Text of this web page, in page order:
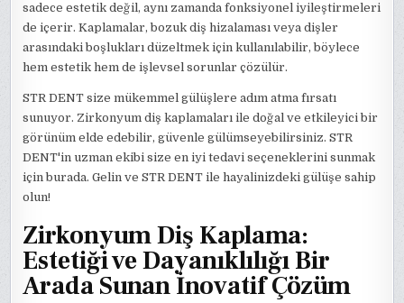
sadece estetik değil, aynı zamanda fonksiyonel iyileştirmeleri
de içerir. Kaplamalar, bozuk diş hizalaması veya dişler
arasındaki boşlukları düzeltmek için kullanılabilir, böylece
hem estetik hem de işlevsel sorunlar çözülür.
STR DENT size mükemmel gülüşlere adım atma fırsatı
sunuyor. Zirkonyum diş kaplamaları ile doğal ve etkileyici bir
görünüm elde edebilir, güvenle gülümseyebilirsiniz. STR
DENT'in uzman ekibi size en iyi tedavi seçeneklerini sunmak
için burada. Gelin ve STR DENT ile hayalinizdeki gülüşe sahip
olun!
Zirkonyum Diş Kaplama:
Estetiği ve Dayanıklılığı Bir
Arada Sunan İnovatif Çözüm